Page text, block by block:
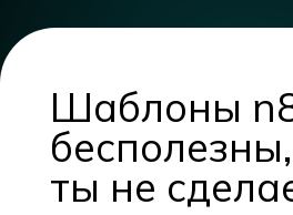
Шаблоны
ты не